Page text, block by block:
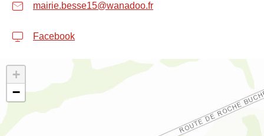
mairie.besse15@wanadoo.fr
Facebook
+
−